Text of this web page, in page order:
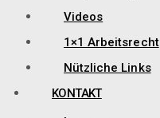
Videos
1×1 Arbeitsrecht
Nützliche Links
KONTAKT